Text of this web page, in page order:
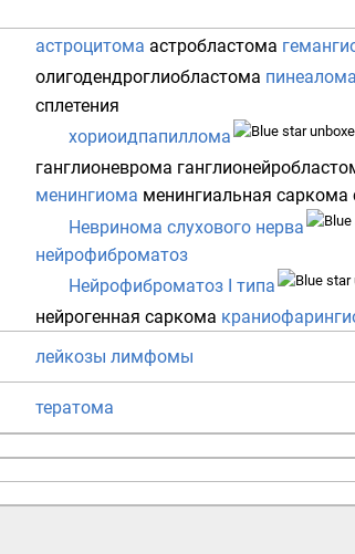
астроцитома астробластома
олигодендроглиобластома пинеалома
сплетения
хориоидпапиллома
ганглионеврома
менингиома менингиальная саркома
Невринома слухового нерва
нейрофиброматоз
Нейрофиброматоз I типа
нейрогенная саркома
лейкозы лимфомы
тератома